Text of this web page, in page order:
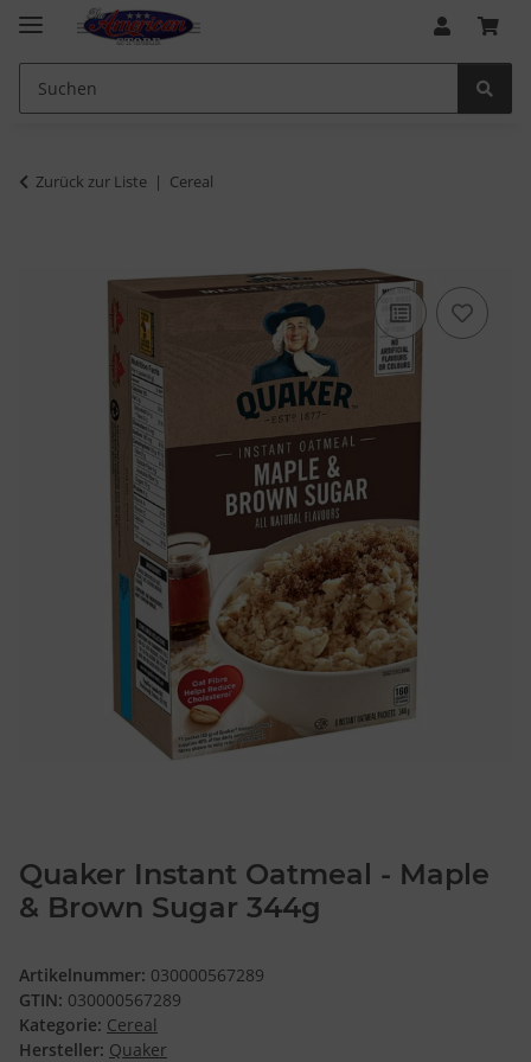
Zurück zur Liste Cereal
Quaker Instant Oatmeal - Maple
& Brown Sugar 344g
Artikelnummer: 030000567289
GTIN: 030000567289
Kategorie: Cereal
Hersteller: Quaker